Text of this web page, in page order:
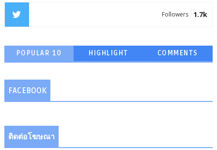
1.7k
Followers
POPULAR 10 HIGHLIGHT COMMENTS
FACEBOOK
ติดต่อโฆษณา